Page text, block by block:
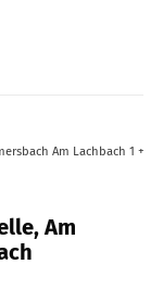
Am Lachbach 1 + 3
Am